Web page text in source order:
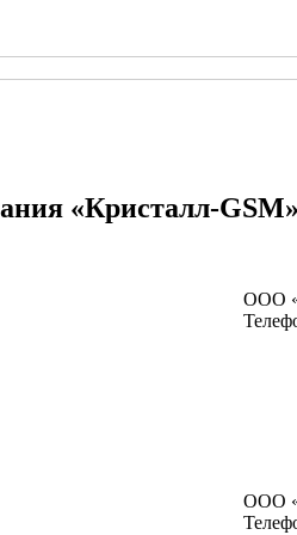
«Кристалл-
ООО
ООО